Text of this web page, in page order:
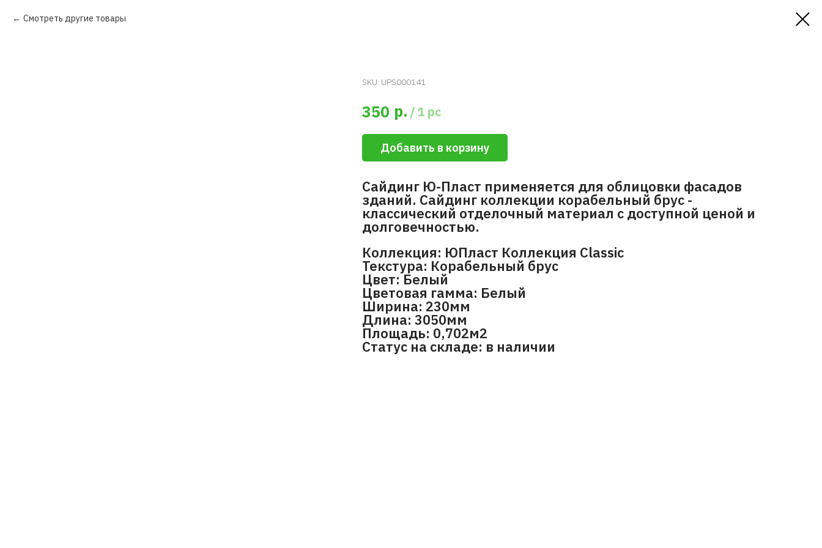
Смотреть другие товары
SKU: UPS000141
350 р. /1 pc
Добавить в корзину
Сайдинг Ю-Пласт применяется для облицовки фасадов
зданий. Сайдинг коллекции корабельный брус -
классический отделочный материал с доступной ценой и
долговечностью.
Коллекция: ЮПласт Коллекция Classic
Текстура: Корабельный брус
Цвет: Белый
Цветовая гамма: Белый
Ширина: 230мм
Длина: 3050мм
Площадь: 0,702м2
Статус на складе: в наличии